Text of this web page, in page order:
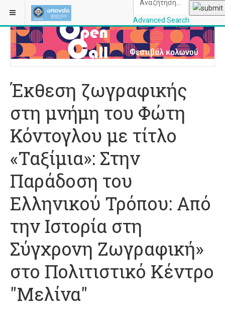
Advanced Search
ΒΡΊΣΚΕΣΤΕ ΕΔΏ: ΑΡΧΙΚΉ
Έκθεση ζωγραφικής
στη μνήμη του Φώτη
Κόντογλου με τίτλο
«Ταξίμια»: Στην
Παράδοση του
Ελληνικού Τρόπου: Από
την Ιστορία στη
Σύγχρονη Ζωγραφική»
στο Πολιτιστικό Κέντρο
"Μελίνα"